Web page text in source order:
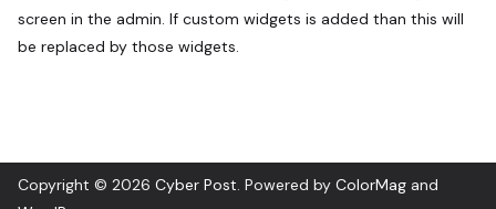
screen in the admin. If custom widgets is added than this will
be replaced by those widgets.
Copyright © 2026 Cyber Post. Powered by ColorMag and